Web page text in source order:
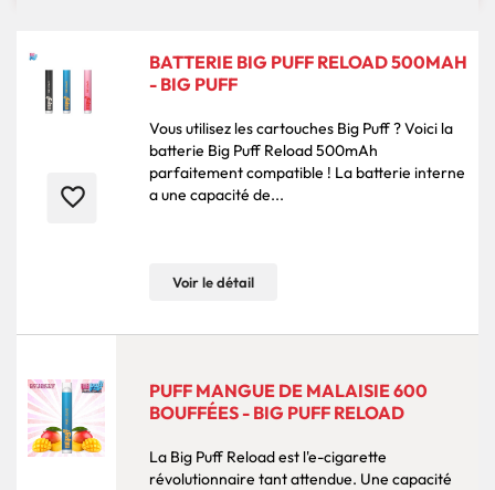
favorite_border
BATTERIE BIG PUFF RELOAD 500MAH
- BIG PUFF
Vous utilisez les cartouches Big Puff ? Voici la
batterie Big Puff Reload 500mAh
parfaitement compatible ! La batterie interne
a une capacité de...
Voir le détail
PUFF MANGUE DE MALAISIE 600
BOUFFÉES - BIG PUFF RELOAD
La Big Puff Reload est l'e-cigarette
révolutionnaire tant attendue. Une capacité